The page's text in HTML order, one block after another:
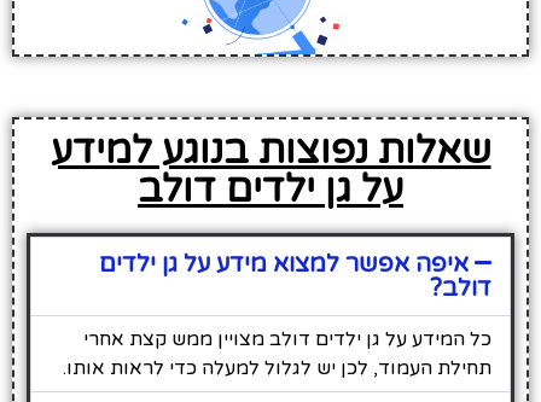
שאלות נפוצות בנוגע למידע
על גן ילדים דולב
איפה אפשר למצוא מידע על גן ילדים
דולב?
כל המידע על גן ילדים דולב מצויין ממש קצת אחרי
תחילת העמוד, לכן יש לגלול למעלה כדי לראות אותו.